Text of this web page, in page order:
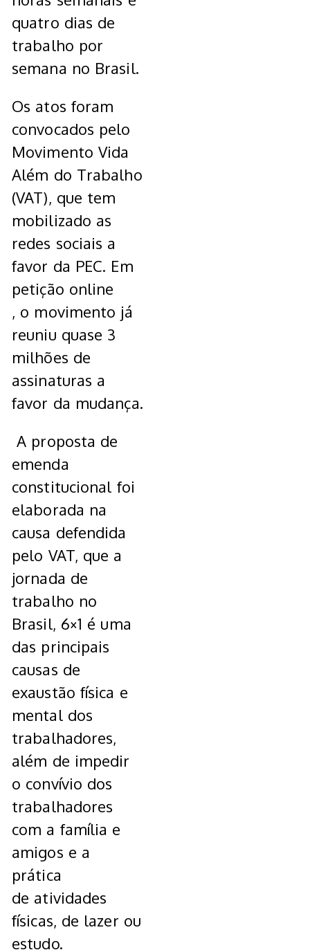
quatro dias de
trabalho por
semana no Brasil.
Os atos foram
convocados pelo
Movimento Vida
Além do Trabalho
(VAT), que tem
mobilizado as
redes sociais a
favor da PEC. Em
petição online
, o movimento já
reuniu quase 3
milhões de
assinaturas a
favor da mudança.
A proposta de
emenda
constitucional foi
elaborada na
causa defendida
pelo VAT, que a
jornada de
trabalho no
Brasil, 6×1 é uma
das principais
causas de
exaustão física e
mental dos
trabalhadores,
além de impedir
o convívio dos
trabalhadores
com a família e
amigos e a
prática
de atividades
físicas, de lazer ou
estudo.